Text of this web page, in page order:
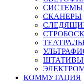
СИСТЕМЫ
СКАНЕРЫ
ШТАТИВЫ
КОММУТАЦИЯ